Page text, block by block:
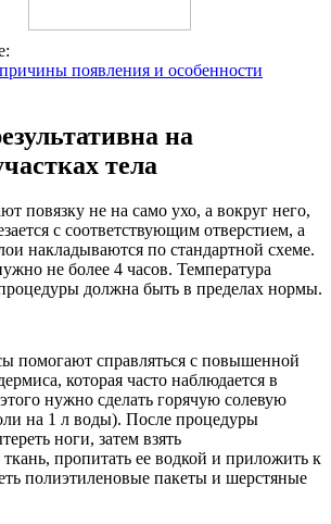
появления и особенности
на
тела
повязку не на само ухо, а вокруг него,
с соответствующим отверстием, а
накладываются по стандартной схеме.
не более 4 часов. Температура
должна быть в пределах нормы.
помогают справляться с повышенной
которая часто наблюдается в
нужно сделать горячую солевую
на 1 л воды). После процедуры
ноги, затем взять
пропитать ее водкой и приложить к
полиэтиленовые пакеты и шерстяные